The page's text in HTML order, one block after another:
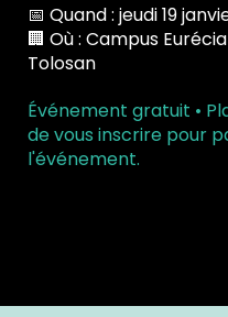
📅 Quand : jeudi 19
🏢 Où : Campus
Tolosan
Événement gratuit •
de vous inscrire pour
l'événement.